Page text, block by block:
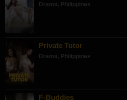
Drama, Philippines
Private Tutor
Drama, Philippines
F-Buddies